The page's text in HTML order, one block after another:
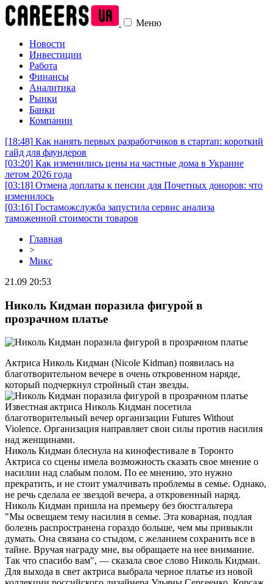
Меню
Новости
Инвестиции
Работа
Финансы
Аналитика
Рынки
Банки
Компании
[18:48] Как нанять первых разработчиков в стартап: короткий
гайд для фаундеров
[03:20] Как изменились цены на частные дома в Украине
летом 2026 года
[03:18] Отмена доплаты к пенсии для Почетных доноров: что
изменилось
[03:16] Гостаможслужба запустила сервис анализа
таможенной стоимости товаров
Главная
>
Микс
21.09 20:53
Николь Кидман поразила фигурой в
прозрачном платье
Актриса Николь Кидман (Nicole Kidman) появилась на
благотворительном вечере в очень откровенном наряде,
который подчеркнул стройный стан звезды.
Известная актриса Николь Кидман посетила
благотворительный вечер организации Futures Without
Violence. Организация направляет свои силы против насилия
над женщинами.
Николь Кидман блеснула на кинофестивале в Торонто
Актриса со сцены имела возможность сказать свое мнение о
насилии над слабым полом. По ее мнению, это нужно
прекратить, и не стоит умалчивать проблемы в семье. Однако,
не речь сделала ее звездой вечера, а откровенный наряд.
Николь Кидман пришла на премьеру без бюстгальтера
"Мы освещаем тему насилия в семье. Эта коварная, подлая
болезнь распространена гораздо больше, чем мы привыкли
думать. Она связана со стыдом, с желанием сохранить все в
тайне. Вручая награду мне, вы обращаете на нее внимание.
Так что спасибо вам", — сказала свое слово Николь Кидман.
Для выхода в свет актриса выбрала черное платье из новой